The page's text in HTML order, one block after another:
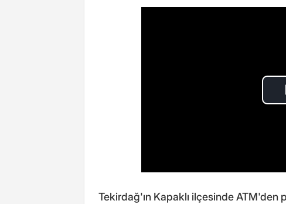
Tekirdağ'ın Kapaklı ilçesinde ATM'den